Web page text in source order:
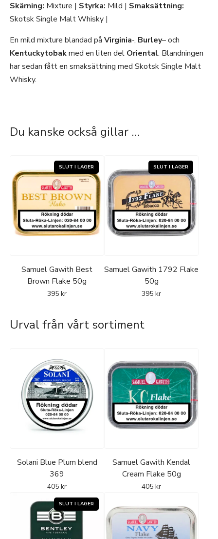
Skärning: Mixture | Styrka: Mild | Smaksättning:
Skotsk Single Malt Whisky |
En mild mixture blandad på Virginia-, Burley– och
Kentuckytobakmed en liten del Oriental. Blandningen
har sedan fått en smaksättning med Skotsk Single Malt
Whisky.
Du kanske också gillar …
Samuel Gawith Best
Brown Flake 50g
395 kr
Samuel Gawith 1792 Flake
50g
395 kr
Urval från vårt sortiment
Solani Blue Plum blend
369
405 kr
Samuel Gawith Kendal
Cream Flake 50g
405 kr